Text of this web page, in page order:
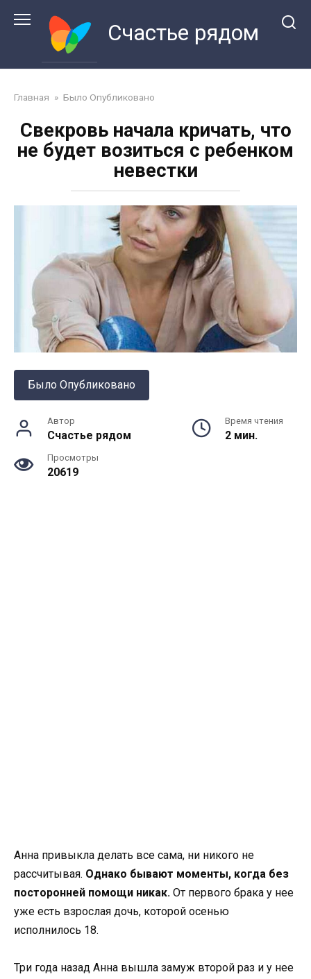
Счастье рядом
Главная » Было Опубликовано
Свекровь начала кричать, что
не будет возиться с ребенком
невестки
Было Опубликовано
Автор
Счастье рядом
Время чтения
2 мин.
Просмотры
20619
Анна привыкла делать все сама, ни никого не
рассчитывая. Однако бывают моменты, когда без
посторонней помощи никак. От первого брака у нее
уже есть взрослая дочь, которой осенью
исполнилось 18.
Три года назад Анна вышла замуж второй раз и у нее